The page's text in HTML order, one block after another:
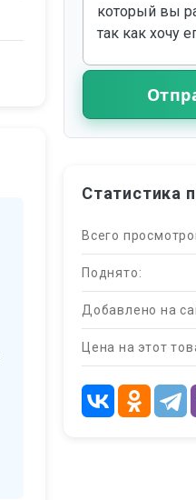
Статистика
Всего
Поднято:
Добавлено на
Цена на этот